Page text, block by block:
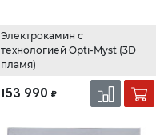
Электрокамин с
технологией Opti-Myst (3D
пламя)
153 990 ₽